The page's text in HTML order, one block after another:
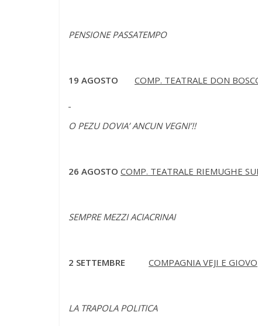
PENSIONE PASSATEMPO
19 AGOSTO COMP. TEATRALE DON
O PEZU DOVIA’ ANCUN VEGNI’!!
26 AGOSTO COMP. TEATRALE RIEMUGHE
SEMPRE MEZZI ACIACRINAI
2 SETTEMBRE COMPAGNIA VEJI E GIOVO
LA TRAPOLA POLITICA